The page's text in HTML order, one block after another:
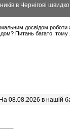
в Чернігові
досвідом роботи
Питань багато,
На 08.08.2026 в нашій